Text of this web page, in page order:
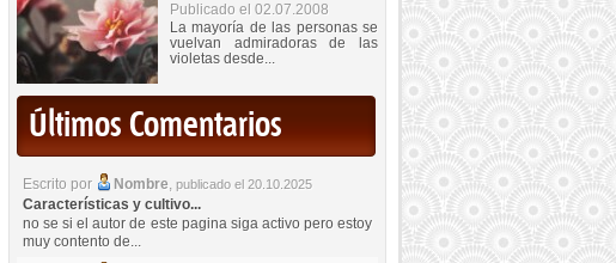
Publicado el 02.07.2008
La mayoría de las personas se
vuelvan admiradoras de las
violetas desde...
Últimos Comentarios
Escrito por Nombre, publicado el 20.10.2025
Características y cultivo...
no se si el autor de este pagina siga activo pero estoy
muy contento de...